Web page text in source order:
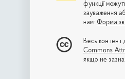
функції
зауваження
нам: Форма
Весь контент
Commons
якщо не